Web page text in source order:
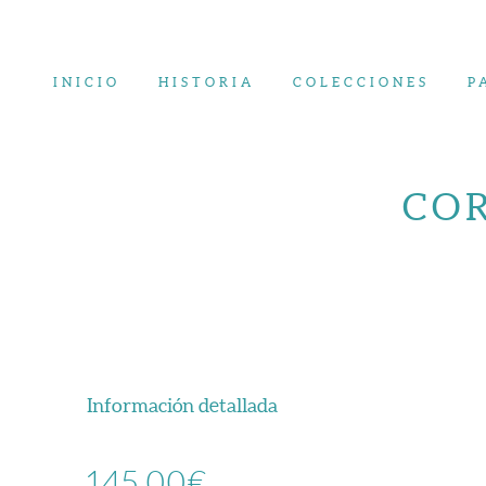
INICIO HISTORIA COLECCIONES
Información detallada